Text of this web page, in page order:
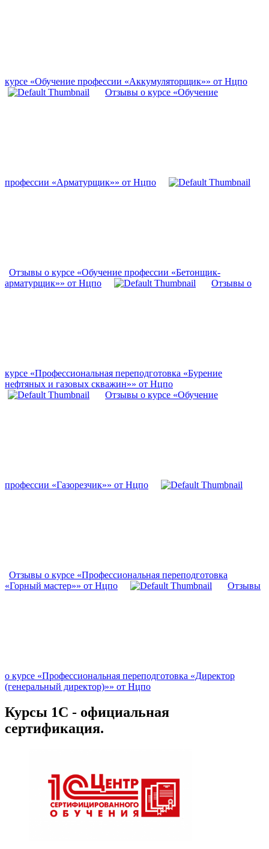
курсе «Обучение профессии «Аккумуляторщик»» от Нцпо
Отзывы о курсе «Обучение
профессии «Арматурщик»» от Нцпо
Отзывы о курсе «Обучение профессии «Бетонщик-
арматурщик»» от Нцпо
Отзывы о
курсе «Профессиональная переподготовка «Бурение
нефтяных и газовых скважин»» от Нцпо
Отзывы о курсе «Обучение
профессии «Газорезчик»» от Нцпо
Отзывы о курсе «Профессиональная переподготовка
«Горный мастер»» от Нцпо
Отзывы
о курсе «Профессиональная переподготовка «Директор
(генеральный директор)»» от Нцпо
Курсы 1С - официальная
сертификация.